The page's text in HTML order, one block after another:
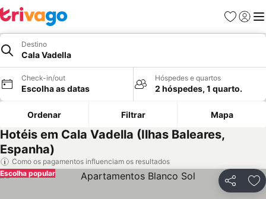
Favoritos
Iniciar
Destino
Cala Vadella
Check-in/out
Escolha as datas
Hóspedes e quartos
2 hóspedes, 1 quarto.
Ordenar Filtrar Mapa
Hotéis em Cala Vadella (Ilhas Baleares,
Espanha)
Como os pagamentos influenciam os resultados
Partilhar
Escolha popular